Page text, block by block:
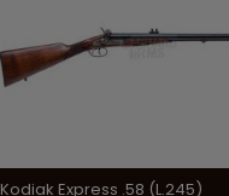
Kodiak Express .58 (L.245)